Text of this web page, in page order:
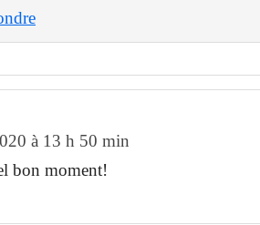
à 13 h 50 min
bon moment!